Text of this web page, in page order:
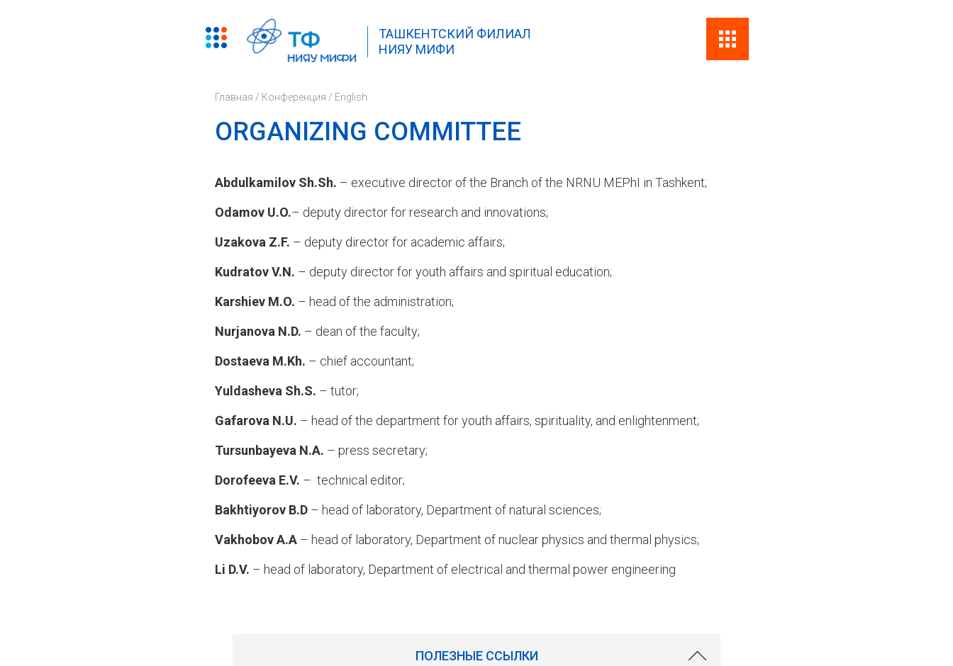
ТАШКЕНТСКИЙ ФИЛИАЛ
НИЯУ МИФИ
Главная / Конференция / English
ОRGANIZING COMMITTEE
Abdulkamilov Sh.Sh. – executive director of the Branch of the NRNU MEPhI in Tashkent;
Odamov U.O.– deputy director for research and innovations;
Uzakova Z.F. – deputy director for academic affairs;
Kudratov V.N. – deputy director for youth affairs and spiritual education;
Karshiev M.O. – head of the administration;
Nurjanova N.D. – dean of the faculty;
Dostaeva M.Kh. – chief accountant;
Yuldasheva Sh.S. – tutor;
Gafarova N.U. – head of the department for youth affairs, spirituality, and enlightenment;
Tursunbayeva N.A. – press secretary;
Dorofeeva E.V. – technical editor;
Bakhtiyorov B.D – head of laboratory, Department of natural sciences;
Vakhobov A.A – head of laboratory, Department of nuclear physics and thermal physics;
Li D.V. – head of laboratory, Department of electrical and thermal power engineering
ПОЛЕЗНЫЕ ССЫЛКИ